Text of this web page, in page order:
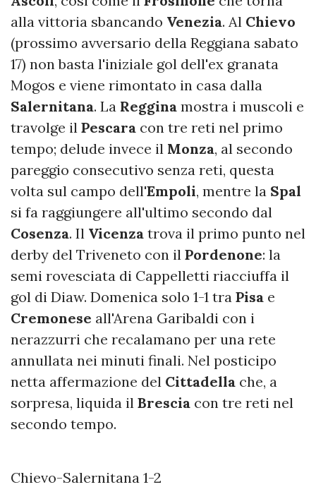
alla vittoria sbancando Venezia. Al Chievo
(prossimo avversario della Reggiana sabato
17) non basta l'iniziale gol dell'ex granata
Mogos e viene rimontato in casa dalla
Salernitana. La Reggina mostra i muscoli e
travolge il Pescara con tre reti nel primo
tempo; delude invece il Monza, al secondo
pareggio consecutivo senza reti, questa
volta sul campo dell'Empoli, mentre la Spal
si fa raggiungere all'ultimo secondo dal
Cosenza. Il Vicenza trova il primo punto nel
derby del Triveneto con il Pordenone: la
semi rovesciata di Cappelletti riacciuffa il
gol di Diaw. Domenica solo 1-1 tra Pisa e
Cremonese all'Arena Garibaldi con i
nerazzurri che recalamano per una rete
annullata nei minuti finali. Nel posticipo
netta affermazione del Cittadella che, a
sorpresa, liquida il Brescia con tre reti nel
secondo tempo.
Chievo-Salernitana 1-2